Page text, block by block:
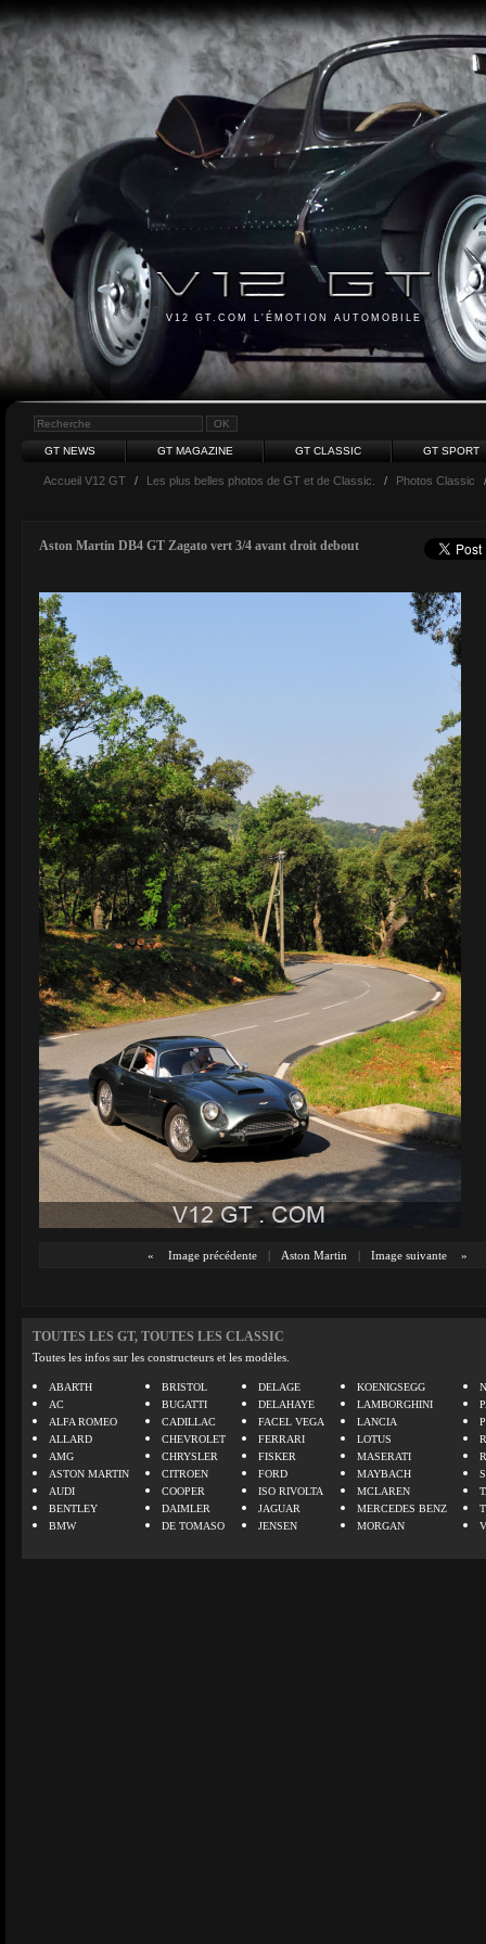
V12 GT.COM L'ÉMOTION AUTOMOBILE
GT NEWS GT MAGAZINE GT CLASSIC GT SPORT
Accueil V12 GT / Les plus belles photos de GT et de Classic. / Photos Classic
Aston Martin DB4 GT Zagato vert 3/4 avant droit debout
« Image précédente | Aston Martin | Image suivante »
TOUTES LES GT, TOUTES LES CLASSIC
Toutes les infos sur les constructeurs et les modèles.
ABARTH
AC
ALFA ROMEO
ALLARD
AMG
ASTON MARTIN
AUDI
BENTLEY
BMW
BRISTOL
BUGATTI
CADILLAC
CHEVROLET
CHRYSLER
CITROEN
COOPER
DAIMLER
DE TOMASO
DELAGE
DELAHAYE
FACEL VEGA
FERRARI
FISKER
FORD
ISO RIVOLTA
JAGUAR
JENSEN
KOENIGSEGG
LAMBORGHINI
LANCIA
LOTUS
MASERATI
MAYBACH
MCLAREN
MERCEDES BENZ
MORGAN